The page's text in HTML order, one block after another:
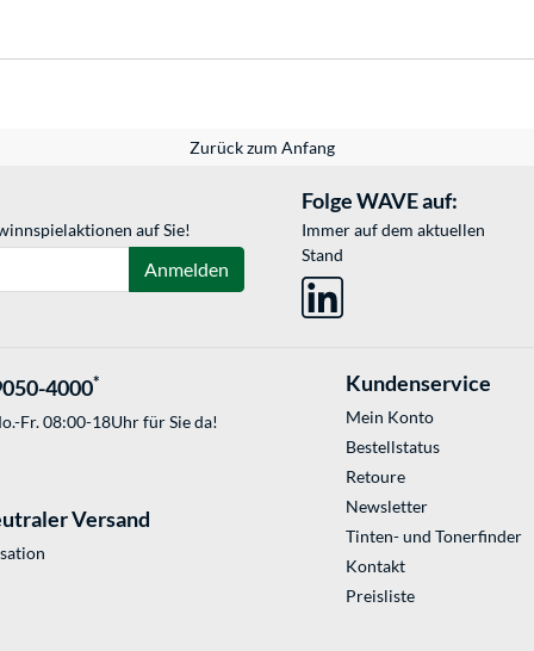
Zurück zum Anfang
auf Sie!
Anmelden
Folge WAVE auf:
Immer auf dem aktuellen
Stand
4000*
Fr. 08:00-18Uhr für Sie da!
Versand
Kundenservice
Mein Konto
Bestellstatus
Retoure
Newsletter
Tinten- und Tonerfinder
Kontakt
Preisliste